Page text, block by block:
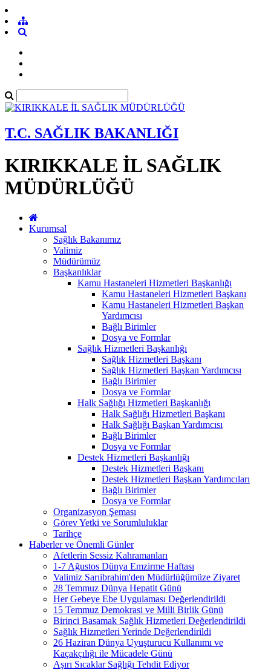
T.C. SAĞLIK BAKANLIĞI
KIRIKKALE İL SAĞLIK
MÜDÜRLÜĞÜ
Kurumsal
Sağlık Bakanımız
Valimiz
Müdürümüz
Başkanlıklar
Kamu Hastaneleri Hizmetleri Başkanlığı
Kamu Hastaneleri Hizmetleri Başkanı
Kamu Hastaneleri Hizmetleri Başkan
Yardımcısı
Bağlı Birimler
Dosya ve Formlar
Sağlık Hizmetleri Başkanlığı
Sağlık Hizmetleri Başkanı
Sağlık Hizmetleri Başkan Yardımcısı
Bağlı Birimler
Dosya ve Formlar
Halk Sağlığı Hizmetleri Başkanlığı
Halk Sağlığı Hizmetleri Başkanı
Halk Sağlığı Başkan Yardımcısı
Bağlı Birimler
Dosya ve Formlar
Destek Hizmetleri Başkanlığı
Destek Hizmetleri Başkanı
Destek Hizmetleri Başkan Yardımcıları
Bağlı Birimler
Dosya ve Formlar
Organizasyon Şeması
Görev Yetki ve Sorumluluklar
Tarihçe
Haberler ve Önemli Günler
Afetlerin Sessiz Kahramanları
1-7 Ağustos Dünya Emzirme Haftası
Valimiz Sarıibrahim'den Müdürlüğümüze Ziyaret
28 Temmuz Dünya Hepatit Günü
Her Gebeye Ebe Uygulaması Değerlendirildi
15 Temmuz Demokrasi ve Milli Birlik Günü
Birinci Basamak Sağlık Hizmetleri Değerlendirildi
Sağlık Hizmetleri Yerinde Değerlendirildi
26 Haziran Dünya Uyuşturucu Kullanımı ve
Kaçakçılığı ile Mücadele Günü
Aşırı Sıcaklar Sağlığı Tehdit Ediyor